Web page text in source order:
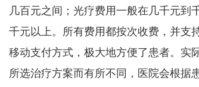
几百元之间；光疗费用一般在几千元到
千元以上。所有费用都按次收费，并支
移动支付方式，极大地方便了患者。实
所选治疗方案而有所不同，医院会根据